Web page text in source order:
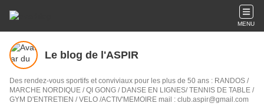
MENU
Le blog de l'ASPIR
Des rendez-vous sportifs et conviviaux pour les plus de 50 ans : RANDOS /
MARCHE NORDIQUE / QI GONG / DANSE EN LIGNES/ TENNIS DE TABLE /
GYM D'ENTRETIEN / VELO /ACTIV'MEMOIRE mail : club.aspir@gmail.com